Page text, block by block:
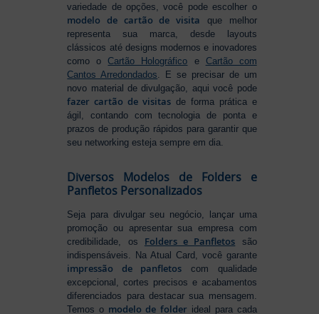
variedade de opções, você pode escolher o
modelo de cartão de visita que melhor
representa sua marca, desde layouts
clássicos até designs modernos e inovadores
como oCartão Holográfico e Cartão com
Cantos Arredondados. E se precisar de um
novo material de divulgação, aqui você pode
fazer cartão de visitas de forma prática e
ágil, contando com tecnologia de ponta e
prazos de produção rápidos para garantir que
seu networking esteja sempre em dia.
Diversos Modelos de Folders e
Panfletos Personalizados
Seja para divulgar seu negócio, lançar uma
promoção ou apresentar sua empresa com
credibilidade, os Folders e Panfletos são
indispensáveis. Na Atual Card, você garante
impressão de panfletos com qualidade
excepcional, cortes precisos e acabamentos
diferenciados para destacar sua mensagem.
Temos o modelo de folder ideal para cada